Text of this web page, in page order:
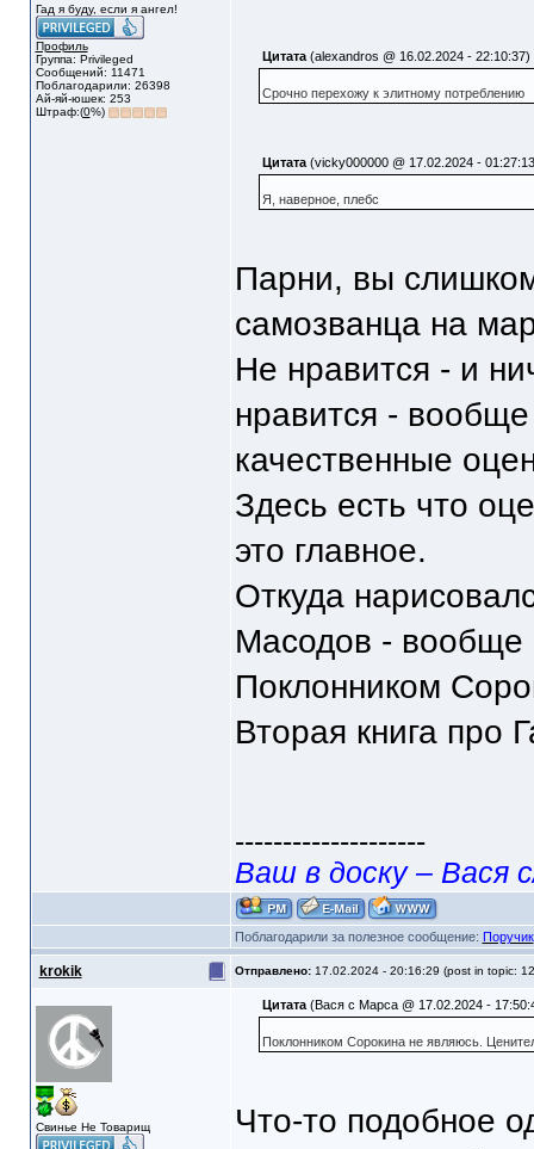
Гад я буду, если я ангел!
Профиль
Группа: Privileged
Сообщений: 11471
Поблагодарили: 26398
Ай-яй-юшек: 253
Штраф:(0%)
Цитата(alexandros @ 16.02.2024 - 22:10:37)
Срочно перехожу к элитному потреблению
Цитата(vicky000000 @ 17.02.2024 -
Я, наверное, плебс
Парни, вы
самозванца на
Не нравится - и
нравится -
качественные
Здесь есть что
это главное.
Откуда
Масодов - вообще
Поклонником
Вторая книга про
--------------------
Ваш в доску – Вася
Поблагодарили за полезное сообщение: Поручик
krokik Отправлено: 17.02.2024 - 20:16:29 (post in topic:
Свинье Не Товарищ
Цитата(Вася с Марса @ 17.02.2024 -
Поклонником Сорокина не являюсь.
Что-то подобное